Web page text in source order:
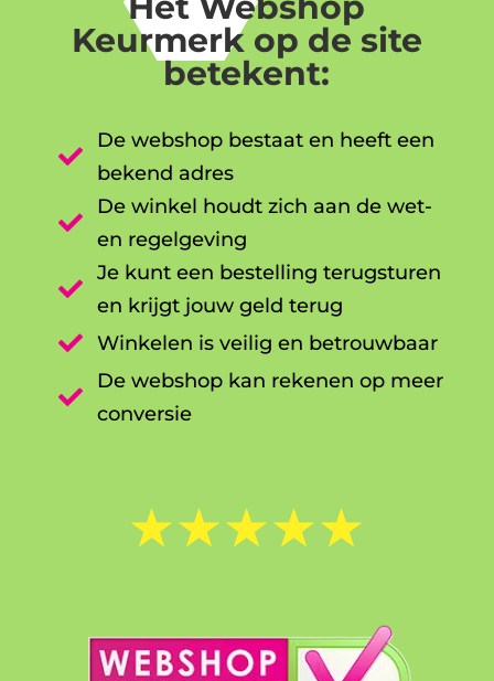
Keurmerk op de site
betekent:

De webshop bestaat en heeft een
bekend adres

De winkel houdt zich aan de wet-
en regelgeving

Je kunt een bestelling terugsturen
en krijgt jouw geld terug

Winkelen is veilig en betrouwbaar

De webshop kan rekenen op meer
conversie
☆☆☆☆☆